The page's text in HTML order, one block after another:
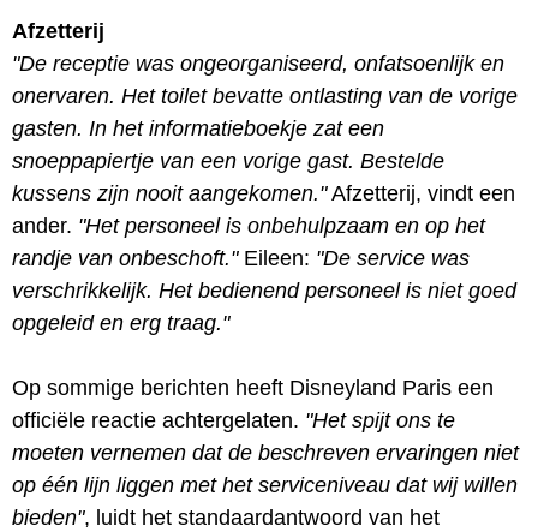
Afzetterij
"De receptie was ongeorganiseerd, onfatsoenlijk en
onervaren. Het toilet bevatte ontlasting van de vorige
gasten. In het informatieboekje zat een
snoeppapiertje van een vorige gast. Bestelde
kussens zijn nooit aangekomen."Afzetterij, vindt een
ander. "Het personeel is onbehulpzaam en op het
randje van onbeschoft."Eileen: "De service was
verschrikkelijk. Het bedienend personeel is niet goed
opgeleid en erg traag."
Op sommige berichten heeft Disneyland Paris een
officiële reactie achtergelaten. "Het spijt ons te
moeten vernemen dat de beschreven ervaringen niet
op één lijn liggen met het serviceniveau dat wij willen
bieden", luidt het standaardantwoord van het